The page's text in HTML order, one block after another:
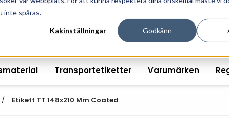
inte spåras.
Kakinställningar Godkänn
Lösningar för professionell
Transportetiketter Varumärken
Etikett TT 148x210 Mm Coated